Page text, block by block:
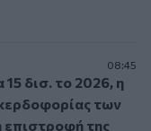
08:45
15 δισ. το 2026, η
των
επιστροφή της